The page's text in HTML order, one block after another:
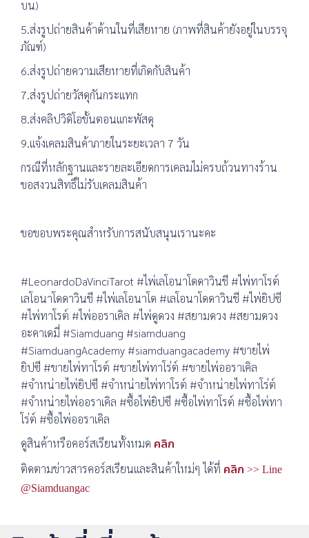
บน)
5.ส่งรูปถ่ายสินค้าด้านในที่เสียหาย (ภาพที่สินค้ายังอยู่ในบรรจุ
ภัณฑ์)
6.ส่งรูปถ่ายความเสียหายที่เกิดกับสินค้า
7.ส่งรูปถ่ายวัสดุกันกระแทก
8.ส่งคลิปวิดิโอขั้นตอนแกะพัสดุ
9.แจ้งเคลมสินค้าภายในระยะเวลา 7 วัน
กรณีที่หลักฐานและรายละเอียดการเคลมไม่ครบถ้วนทางร้าน
ขอสงวนสิทธิ์ไม่รับเคลมสินค้า
ขอขอบพระคุณสำหรับการสนับสนุนเรานะคะ
#LeonardoDaVinciTarot #ไพ่เลโอนาโดดาวินชี #ไพ่ทาโรต์
เลโอนาโดดาวินชี #ไพ่เลโอนาโด #เลโอนาโดดาวินชี #ไพ่ยิปซี
#ไพ่ทาโรต์ #ไพ่ออราเคิล #ไพ่ดูดวง #สยามดวง #สยามดวง
อะคาเดมี่ #Siamduang #siamduang
#SiamduangAcademy #siamduangacademy #ขายไพ่
ยิปซี #ขายไพ่ทาโรต์ #ขายไพ่ทาโร่ต์ #ขายไพ่ออราเคิล
#จำหน่ายไพ่ยิปซี #จำหน่ายไพ่ทาโรต์ #จำหน่ายไพ่ทาโร่ต์
#จำหน่ายไพ่ออราเคิล #ซื้อไพ่ยิปซี #ซื้อไพ่ทาโรต์ #ซื้อไพ่ทา
โร่ต์ #ซื้อไพ่ออราเคิล
ดูสินค้าหรือคอร์สเรียนทั้งหมด คลิก
ติดตามข่าวสารคอร์สเรียนและสินค้าใหม่ๆ ได้ที่ คลิก >> Line
@Siamduangac